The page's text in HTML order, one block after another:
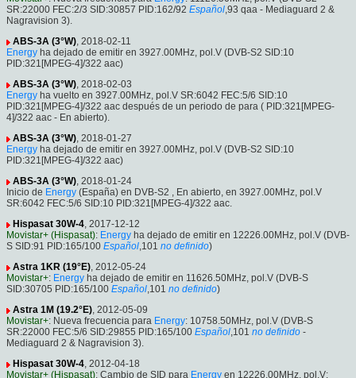
SR:22000 FEC:2/3 SID:30857 PID:162/92 Español,93 qaa - Mediaguard 2 &
Nagravision 3).
ABS-3A (3°W), 2018-02-11
Energy ha dejado de emitir en 3927.00MHz, pol.V (DVB-S2 SID:10
PID:321[MPEG-4]/322 aac)
ABS-3A (3°W), 2018-02-03
Energy ha vuelto en 3927.00MHz, pol.V SR:6042 FEC:5/6 SID:10
PID:321[MPEG-4]/322 aac después de un periodo de para ( PID:321[MPEG-
4]/322 aac - En abierto).
ABS-3A (3°W), 2018-01-27
Energy ha dejado de emitir en 3927.00MHz, pol.V (DVB-S2 SID:10
PID:321[MPEG-4]/322 aac)
ABS-3A (3°W), 2018-01-24
Inicio de Energy (España) en DVB-S2 , En abierto, en 3927.00MHz, pol.V
SR:6042 FEC:5/6 SID:10 PID:321[MPEG-4]/322 aac.
Hispasat 30W-4, 2017-12-12
Movistar+ (Hispasat): Energy ha dejado de emitir en 12226.00MHz, pol.V (DVB-
S SID:91 PID:165/100 Español,101 no definido)
Astra 1KR (19°E), 2012-05-24
Movistar+: Energy ha dejado de emitir en 11626.50MHz, pol.V (DVB-S
SID:30705 PID:165/100 Español,101 no definido)
Astra 1M (19.2°E), 2012-05-09
Movistar+: Nueva frecuencia para Energy: 10758.50MHz, pol.V (DVB-S
SR:22000 FEC:5/6 SID:29855 PID:165/100 Español,101 no definido -
Mediaguard 2 & Nagravision 3).
Hispasat 30W-4, 2012-04-18
Movistar+ (Hispasat): Cambio de SID para Energy en 12226.00MHz, pol.V: